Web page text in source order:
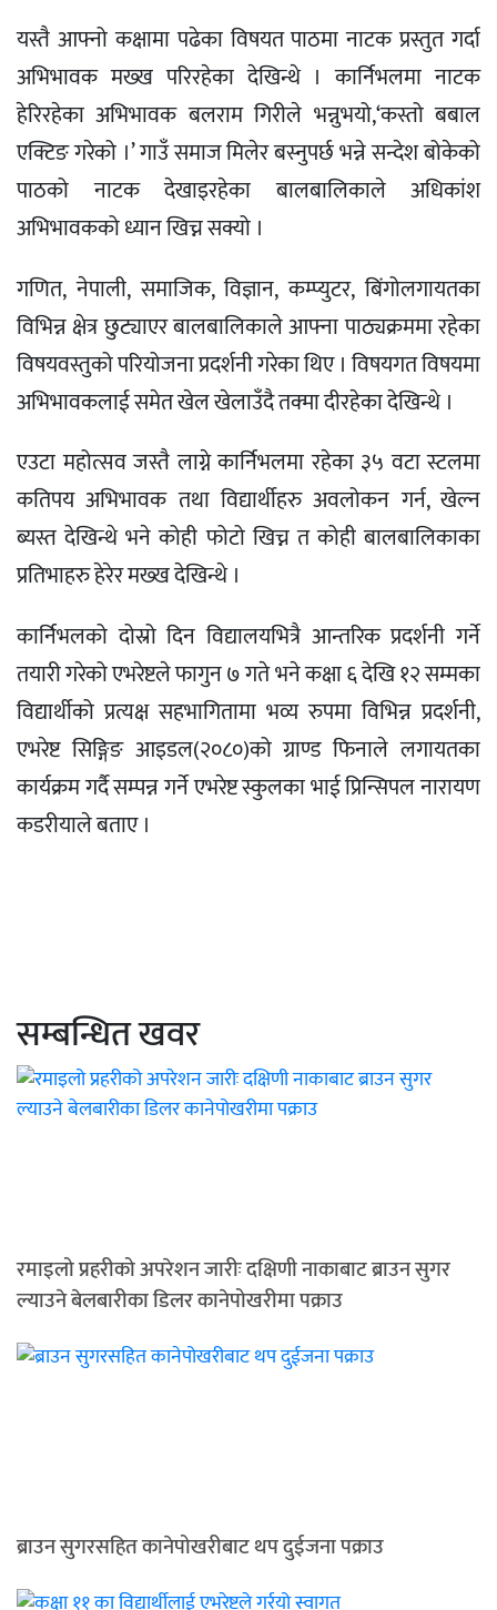
यस्तै आफ्नो कक्षामा पढेका विषयत पाठमा नाटक प्रस्तुत गर्दा
अभिभावक मख्ख परिरहेका देखिन्थे । कार्निभलमा नाटक
हेरिरहेका अभिभावक बलराम गिरीले भन्नुभयो,‘कस्तो बबाल
एक्टिङ गरेको ।’ गाउँ समाज मिलेर बस्नुपर्छ भन्ने सन्देश बोकेको
पाठको नाटक देखाइरहेका बालबालिकाले अधिकांश
अभिभावकको ध्यान खिच्न सक्यो ।
गणित, नेपाली, समाजिक, विज्ञान, कम्प्युटर, बिंगोलगायतका
विभिन्न क्षेत्र छुट्याएर बालबालिकाले आफ्ना पाठ्यक्रममा रहेका
विषयवस्तुको परियोजना प्रदर्शनी गरेका थिए । विषयगत विषयमा
अभिभावकलाई समेत खेल खेलाउँदै तक्मा दीरहेका देखिन्थे ।
एउटा महोत्सव जस्तै लाग्ने कार्निभलमा रहेका ३५ वटा स्टलमा
कतिपय अभिभावक तथा विद्यार्थीहरु अवलोकन गर्न, खेल्न
ब्यस्त देखिन्थे भने कोही फोटो खिच्न त कोही बालबालिकाका
प्रतिभाहरु हेरेर मख्ख देखिन्थे ।
कार्निभलको दोस्रो दिन विद्यालयभित्रै आन्तरिक प्रदर्शनी गर्ने
तयारी गरेको एभरेष्टले फागुन ७ गते भने कक्षा ६ देखि १२ सम्मका
विद्यार्थीको प्रत्यक्ष सहभागितामा भव्य रुपमा विभिन्न प्रदर्शनी,
एभरेष्ट सिङ्गिङ आइडल(२०८०)को ग्राण्ड फिनाले लगायतका
कार्यक्रम गर्दै सम्पन्न गर्ने एभरेष्ट स्कुलका भाई प्रिन्सिपल नारायण
कडरीयाले बताए ।
सम्बन्धित खवर
रमाइलो प्रहरीको अपरेशन जारीः दक्षिणी नाकाबाट ब्राउन सुगर
ल्याउने बेलबारीका डिलर कानेपोखरीमा पक्राउ
ब्राउन सुगरसहित कानेपोखरीबाट थप दुईजना पक्राउ